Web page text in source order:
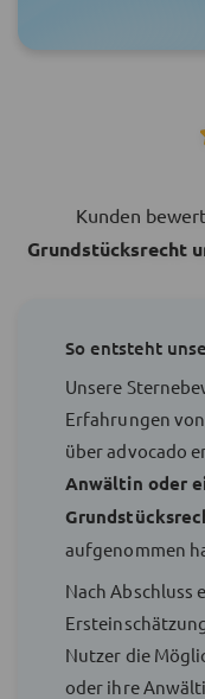
Kunden
Grundstücksrecht
So entsteht
Unsere
Erfahrungen
über advocado
Anwältin oder
aufgenommen
Nach Abschluss
Nutzer die
oder ihre